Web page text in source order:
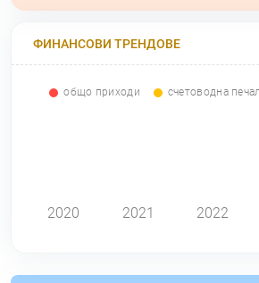
ФИНАНСОВИ ТРЕНДОВЕ
общо приходи счетоводна
2020 2021 2022